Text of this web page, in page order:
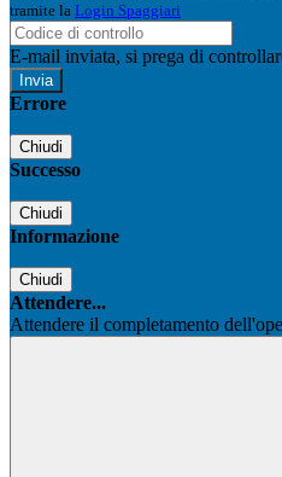
tramite la Login Spaggiari
E-mail inviata, si prega di
Errore
Chiudi
Successo
Chiudi
Informazione
Chiudi
Attendere...
Attendere il completamento